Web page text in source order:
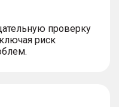
проверку
риск